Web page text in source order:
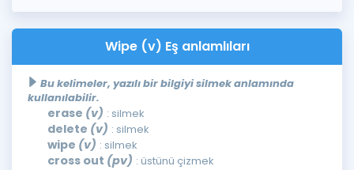
Wipe (v) Eş anlamlıları
Bu kelimeler, yazılı bir bilgiyi silmek anlamında
kullanılabilir.
erase (v) : silmek
delete (v) : silmek
wipe (v) : silmek
cross out (pv) : üstünü çizmek